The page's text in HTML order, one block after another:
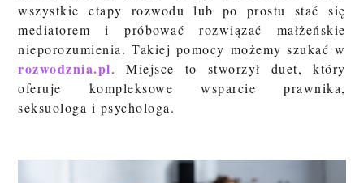
wszystkie etapy rozwodu lub po prostu stać się
mediatorem i próbować rozwiązać małżeńskie
nieporozumienia. Takiej pomocy możemy szukać w
rozwodznia.pl. Miejsce to stworzył duet, który
oferuje kompleksowe wsparcie prawnika,
seksuologa i psychologa.